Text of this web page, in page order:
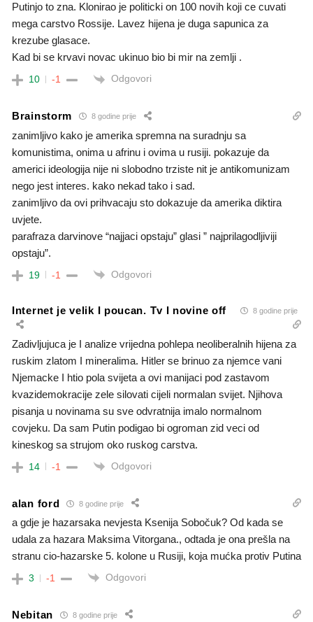
Putinjo to zna. Klonirao je politicki on 100 novih koji ce cuvati
mega carstvo Rossije. Lavez hijena je duga sapunica za
krezube glasace.
Kad bi se krvavi novac ukinuo bio bi mir na zemlji .
10 -1 Odgovori
Brainstorm 8 godine prije
zanimljivo kako je amerika spremna na suradnju sa
komunistima, onima u afrinu i ovima u rusiji. pokazuje da
americi ideologija nije ni slobodno trziste nit je antikomunizam
nego jest interes. kako nekad tako i sad.
zanimljivo da ovi prihvacaju sto dokazuje da amerika diktira
uvjete.
parafraza darvinove “najjaci opstaju” glasi ” najprilagodljiviji
opstaju”.
19 -1 Odgovori
Internet je velik I poucan. Tv I novine off 8 godine prije
Zadivljujuca je I analize vrijedna pohlepa neoliberalnih hijena za
ruskim zlatom I mineralima. Hitler se brinuo za njemce vani
Njemacke I htio pola svijeta a ovi manijaci pod zastavom
kvazidemokracije zele silovati cijeli normalan svijet. Njihova
pisanja u novinama su sve odvratnija imalo normalnom
covjeku. Da sam Putin podigao bi ogroman zid veci od
kineskog sa strujom oko ruskog carstva.
14 -1 Odgovori
alan ford 8 godine prije
a gdje je hazarsaka nevjesta Ksenija Sobočuk? Od kada se
udala za hazara Maksima Vitorgana., odtada je ona prešla na
stranu cio-hazarske 5. kolone u Rusiji, koja mućka protiv Putina
3 -1 Odgovori
Nebitan 8 godine prije